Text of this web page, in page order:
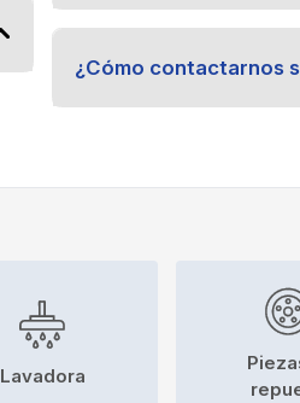
¿Cómo contactarnos
Lavadora